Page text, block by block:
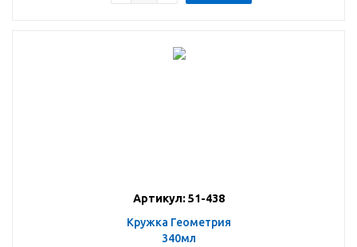
Артикул: 51-438
Кружка Геометрия
340мл